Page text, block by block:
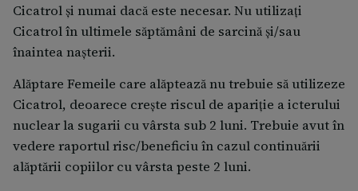
Cicatrol şi numai dacă este necesar. Nu utilizaţi
Cicatrol în ultimele săptămâni de sarcină și/sau
înaintea naşterii.
Alăptare Femeile care alăptează nu trebuie să utilizeze
Cicatrol, deoarece creşte riscul de apariţie a icterului
nuclear la sugarii cu vârsta sub 2 luni. Trebuie avut în
vedere raportul risc/beneficiu în cazul continuării
alăptării copiilor cu vârsta peste 2 luni.